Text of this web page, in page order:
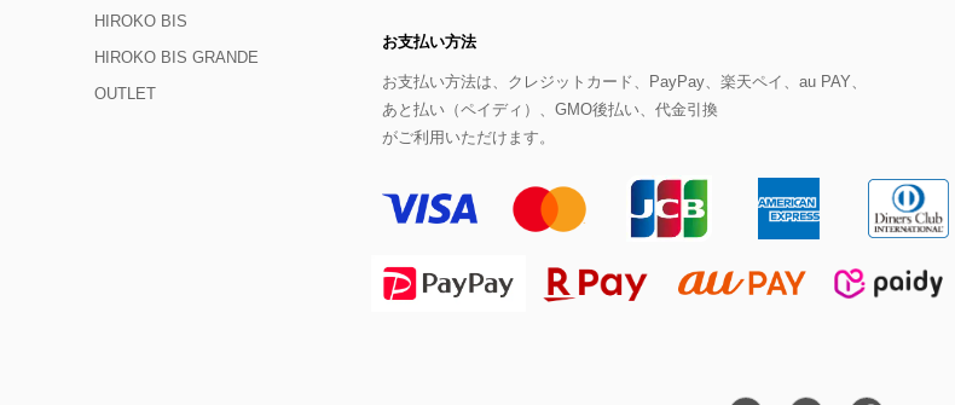
HIROKO BIS
HIROKO BIS GRANDE
OUTLET
お支払い方法
お支払い方法は、クレジットカード、PayPay、楽天ペイ、au PAY、
あと払い（ペイディ）、GMO後払い、代金引換
がご利用いただけます。